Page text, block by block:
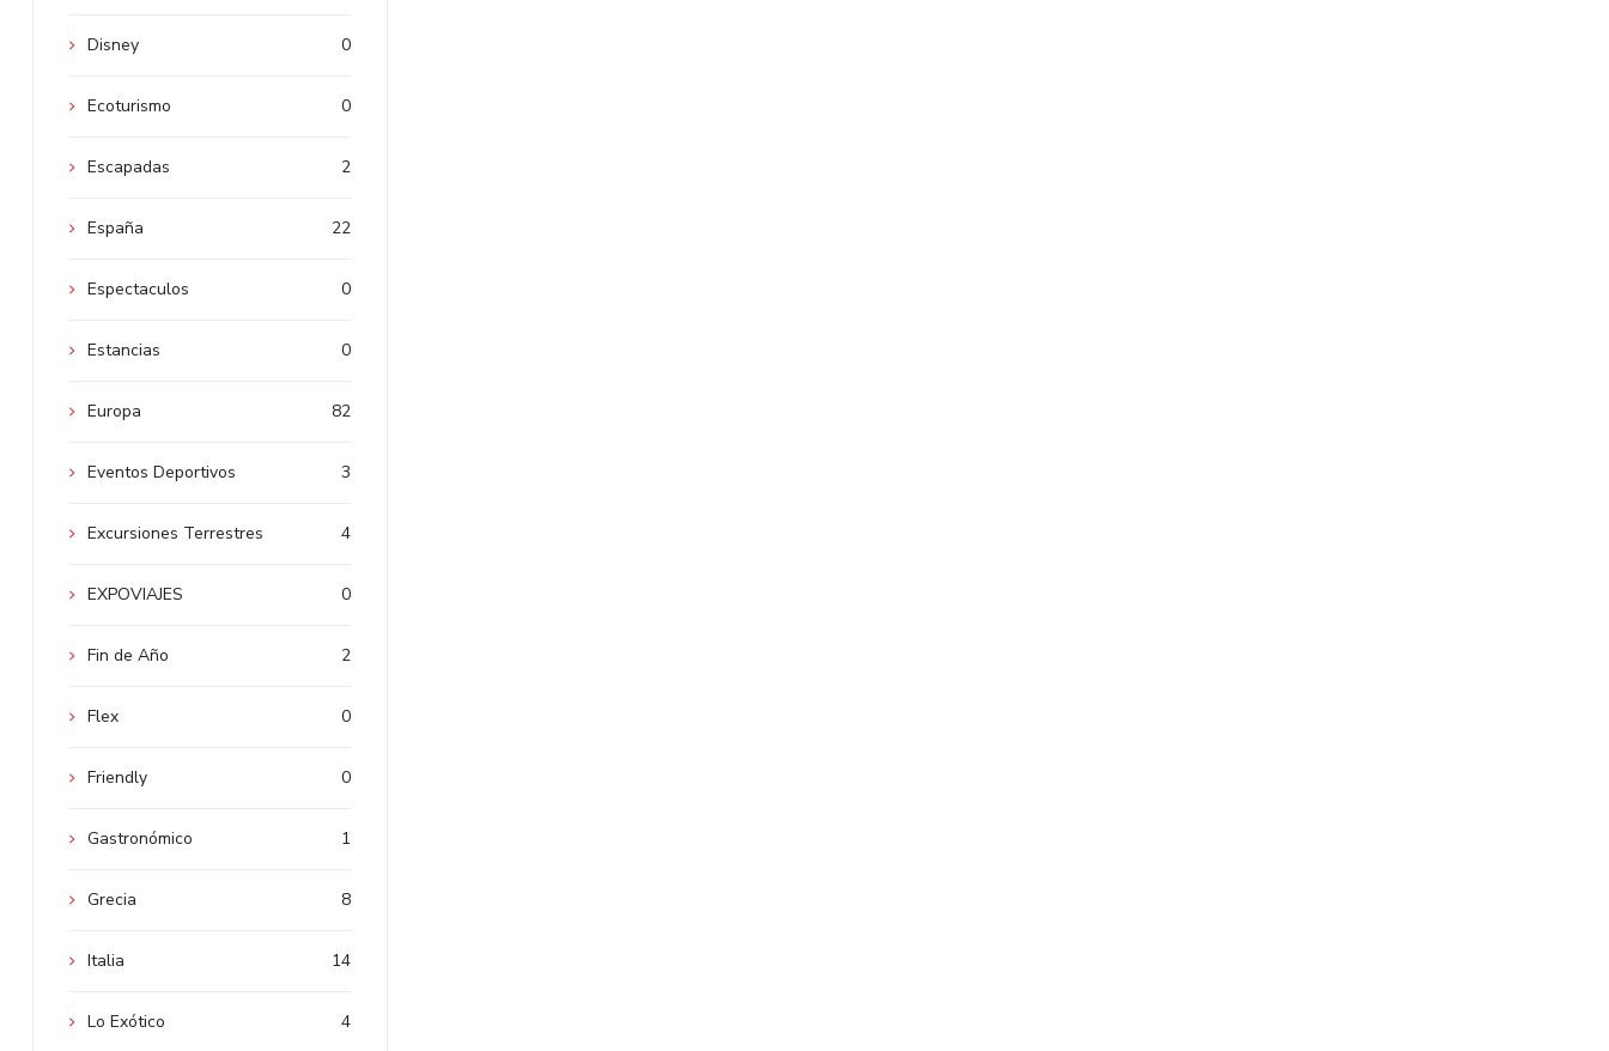
0
Disney
0
Ecoturismo
2
Escapadas
22
España
0
Espectaculos
0
Estancias
82
Europa
3
Eventos Deportivos
4
Excursiones Terrestres
0
EXPOVIAJES
2
Fin de Año
0
Flex
0
Friendly
1
Gastronómico
8
Grecia
14
Italia
4
Lo Exótico